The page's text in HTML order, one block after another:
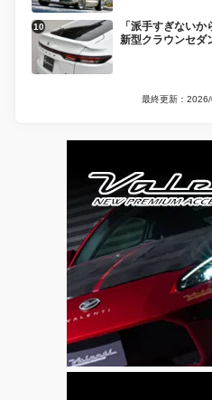
「派手すぎない
新型クラウンセダ
最終更新：